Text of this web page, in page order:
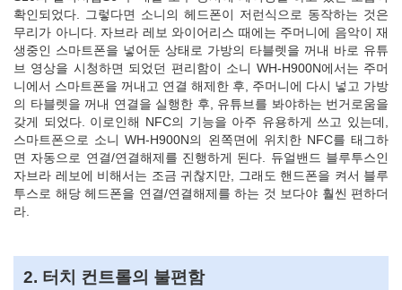
확인되었다. 그렇다면 소니의 헤드폰이 저런식으로 동작하는 것은
무리가 아니다. 자브라 레보 와이어리스 때에는 주머니에 음악이 재
생중인 스마트폰을 넣어둔 상태로 가방의 타블렛을 꺼내 바로 유튜
브 영상을 시청하면 되었던 편리함이 소니 WH-H900N에서는 주머
니에서 스마트폰을 꺼내고 연결 해제한 후, 주머니에 다시 넣고 가방
의 타블렛을 꺼내 연결을 실행한 후, 유튜브를 봐야하는 번거로움을
갖게 되었다. 이로인해 NFC의 기능을 아주 유용하게 쓰고 있는데,
스마트폰으로 소니 WH-H900N의 왼쪽면에 위치한 NFC를 태그하
면 자동으로 연결/연결해제를 진행하게 된다. 듀얼밴드 블루투스인
자브라 레보에 비해서는 조금 귀찮지만, 그래도 핸드폰을 켜서 블루
투스로 해당 헤드폰을 연결/연결해제를 하는 것 보다야 훨씬 편하더
라.
2. 터치 컨트롤의 불편함